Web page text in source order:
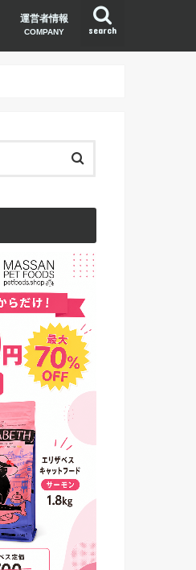
search
運営者情報
COMPANY